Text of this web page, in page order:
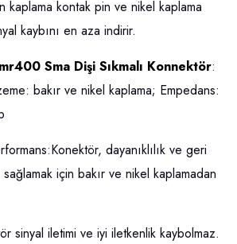
kaplama kontak pin ve nikel kaplama
kaybını en aza indirir.
Sma Dişi Sıkmalı Konnektör:
bakır ve nikel kaplama; Empedans:
dayanıklılık ve geri
sağlamak için bakır ve nikel kaplamadan
sinyal iletimi ve iyi iletkenlik kaybolmaz.